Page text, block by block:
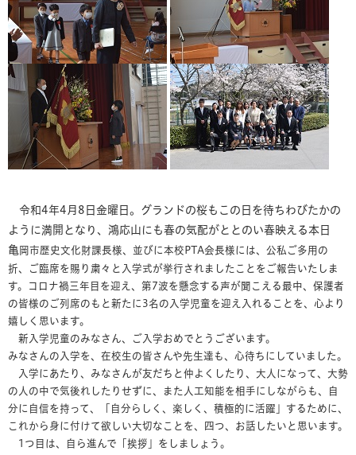
令和4年4月8日金曜日。グランドの桜もこの日を待ちわびたかの
ように満開となり、鴻応山にも春の気配がととのい春映える本日
亀 岡市歴史文化財課長様、並びに本校PTA会長様には、公私ご多用の
折、ご臨席を賜り粛々と入学式が挙行されましたことをご報告いたしま
す。コロナ禍三年目を迎え、第7波を懸念する声が聞こえる最中、保護者
の皆様のご列席のもと新たに3名の入学児童を迎え入れることを、心より
嬉しく思います。
新入学児童のみなさん、ご入学おめでとうございます。
みなさんの入学を、在校生の皆さんや先生達も、心待ちにしていました。
入学にあたり、みなさんが友だちと仲よくしたり、大人になって、大勢
の人の中で気後れしたりせずに、また人工知能を相手にしながらも、自
分に自信を持って、「自分らしく、楽しく、積極的に活躍」するために、
これから身に付けて欲しい大切なことを、四つ、お話したいと思います。
1つ目は、自ら進んで「挨拶」をしましょう。